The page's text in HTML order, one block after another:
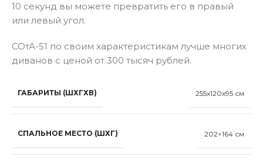
10 секунд вы можете превратить его в правый
или левый угол.
СОтА-51 по своим характеристикам лучше многих
диванов с ценой от 300 тысяч рублей.
ГАБАРИТЫ (ШХГХВ) 255x120x95 см
СПАЛЬНОЕ МЕСТО (ШХГ) 202×164 см